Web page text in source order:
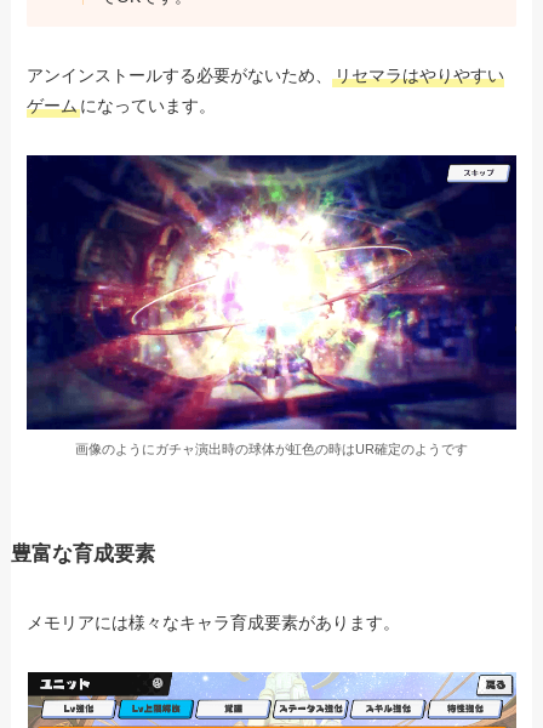
アンインストールする必要がないため、リセマラはやりやすい
ゲームになっています。
画像のようにガチャ演出時の球体が虹色の時はUR確定のようです
豊富な育成要素
メモリアには様々なキャラ育成要素があります。